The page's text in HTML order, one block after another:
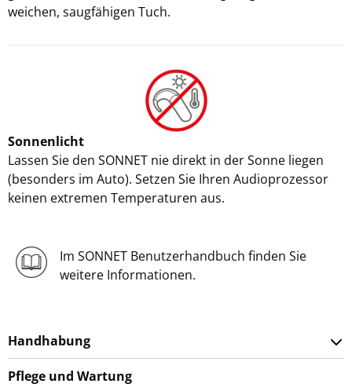
weichen, saugfähigen Tuch.
Sonnenlicht
Lassen Sie den SONNET nie direkt in der Sonne liegen
(besonders im Auto). Setzen Sie Ihren Audioprozessor
keinen extremen Temperaturen aus.
Im SONNET Benutzerhandbuch finden Sie
weitere Informationen.
Handhabung
Pflege und Wartung